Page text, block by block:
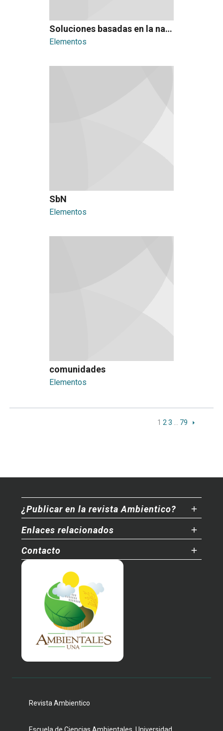
Soluciones basadas en la naturaleza
Elementos
SbN
Elementos
comunidades
Elementos
1 2 3 79
¿Publicar en la revista Ambientico?
Enlaces relacionados
Contacto
Revista Ambientico